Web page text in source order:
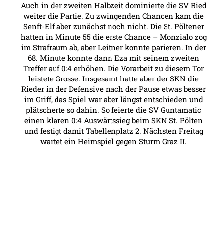
Auch in der zweiten Halbzeit dominierte die SV Ried
weiter die Partie. Zu zwingenden Chancen kam die
Senft-Elf aber zunächst noch nicht. Die St. Pöltener
hatten in Minute 55 die erste Chance – Monzialo zog
im Strafraum ab, aber Leitner konnte parieren. In der
68. Minute konnte dann Eza mit seinem zweiten
Treffer auf 0:4 erhöhen. Die Vorarbeit zu diesem Tor
leistete Grosse. Insgesamt hatte aber der SKN die
Rieder in der Defensive nach der Pause etwas besser
im Griff, das Spiel war aber längst entschieden und
plätscherte so dahin. So feierte die SV Guntamatic
einen klaren 0:4 Auswärtssieg beim SKN St. Pölten
und festigt damit Tabellenplatz 2. Nächsten Freitag
wartet ein Heimspiel gegen Sturm Graz II.